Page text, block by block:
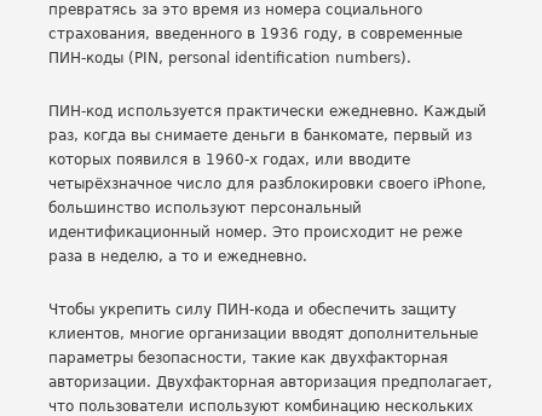
превратясь за это время из номера социального
страхования, введенного в 1936 году, в современные
ПИН-коды (PIN, personal identification numbers).
ПИН-код используется практически ежедневно. Каждый
раз, когда вы снимаете деньги в банкомате, первый из
которых появился в 1960-х годах, или вводите
четырёхзначное число для разблокировки своего iPhone,
большинство используют персональный
идентификационный номер. Это происходит не реже
раза в неделю, а то и ежедневно.
Чтобы укрепить силу ПИН-кода и обеспечить защиту
клиентов, многие организации вводят дополнительные
параметры безопасности, такие как двухфакторная
авторизации. Двухфакторная авторизация предполагает,
что пользователи используют комбинацию нескольких